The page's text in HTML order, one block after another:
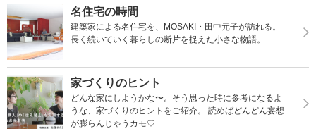
名住宅の時間
建築家による名住宅を、MOSAKI・田中元子が訪れる。
長く続いていく暮らしの断片を捉えた小さな物語。
家づくりのヒント
どんな家にしようかな〜。そう思った時に参考になるよ
うな、家づくりのヒントをご紹介。 読めばどんどん妄想
が膨らんじゃうカモ♡